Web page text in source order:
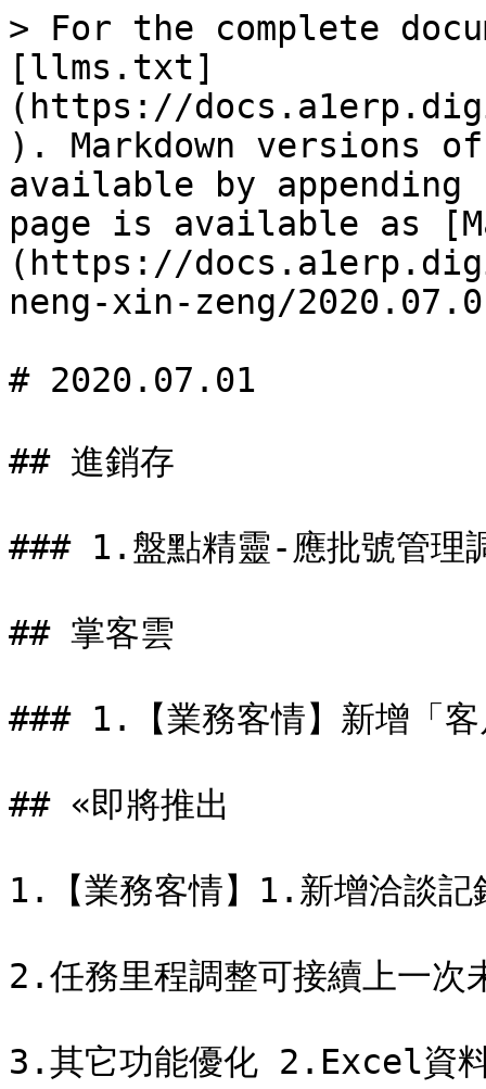
> For the complete
[llms.txt]
(https://
). Markdown versions
available by
page is available as
(https://
neng-xin-zeng/
# 2020.07.01
## 進銷存
### 1.盤點精靈-應批號管理
## 掌客雲
### 1.【業務客情】新增「客
## «即將推出
1.【業務客情】1.新增洽談
2.任務里程調整可接續上一
3.其它功能優化 2.Excel資